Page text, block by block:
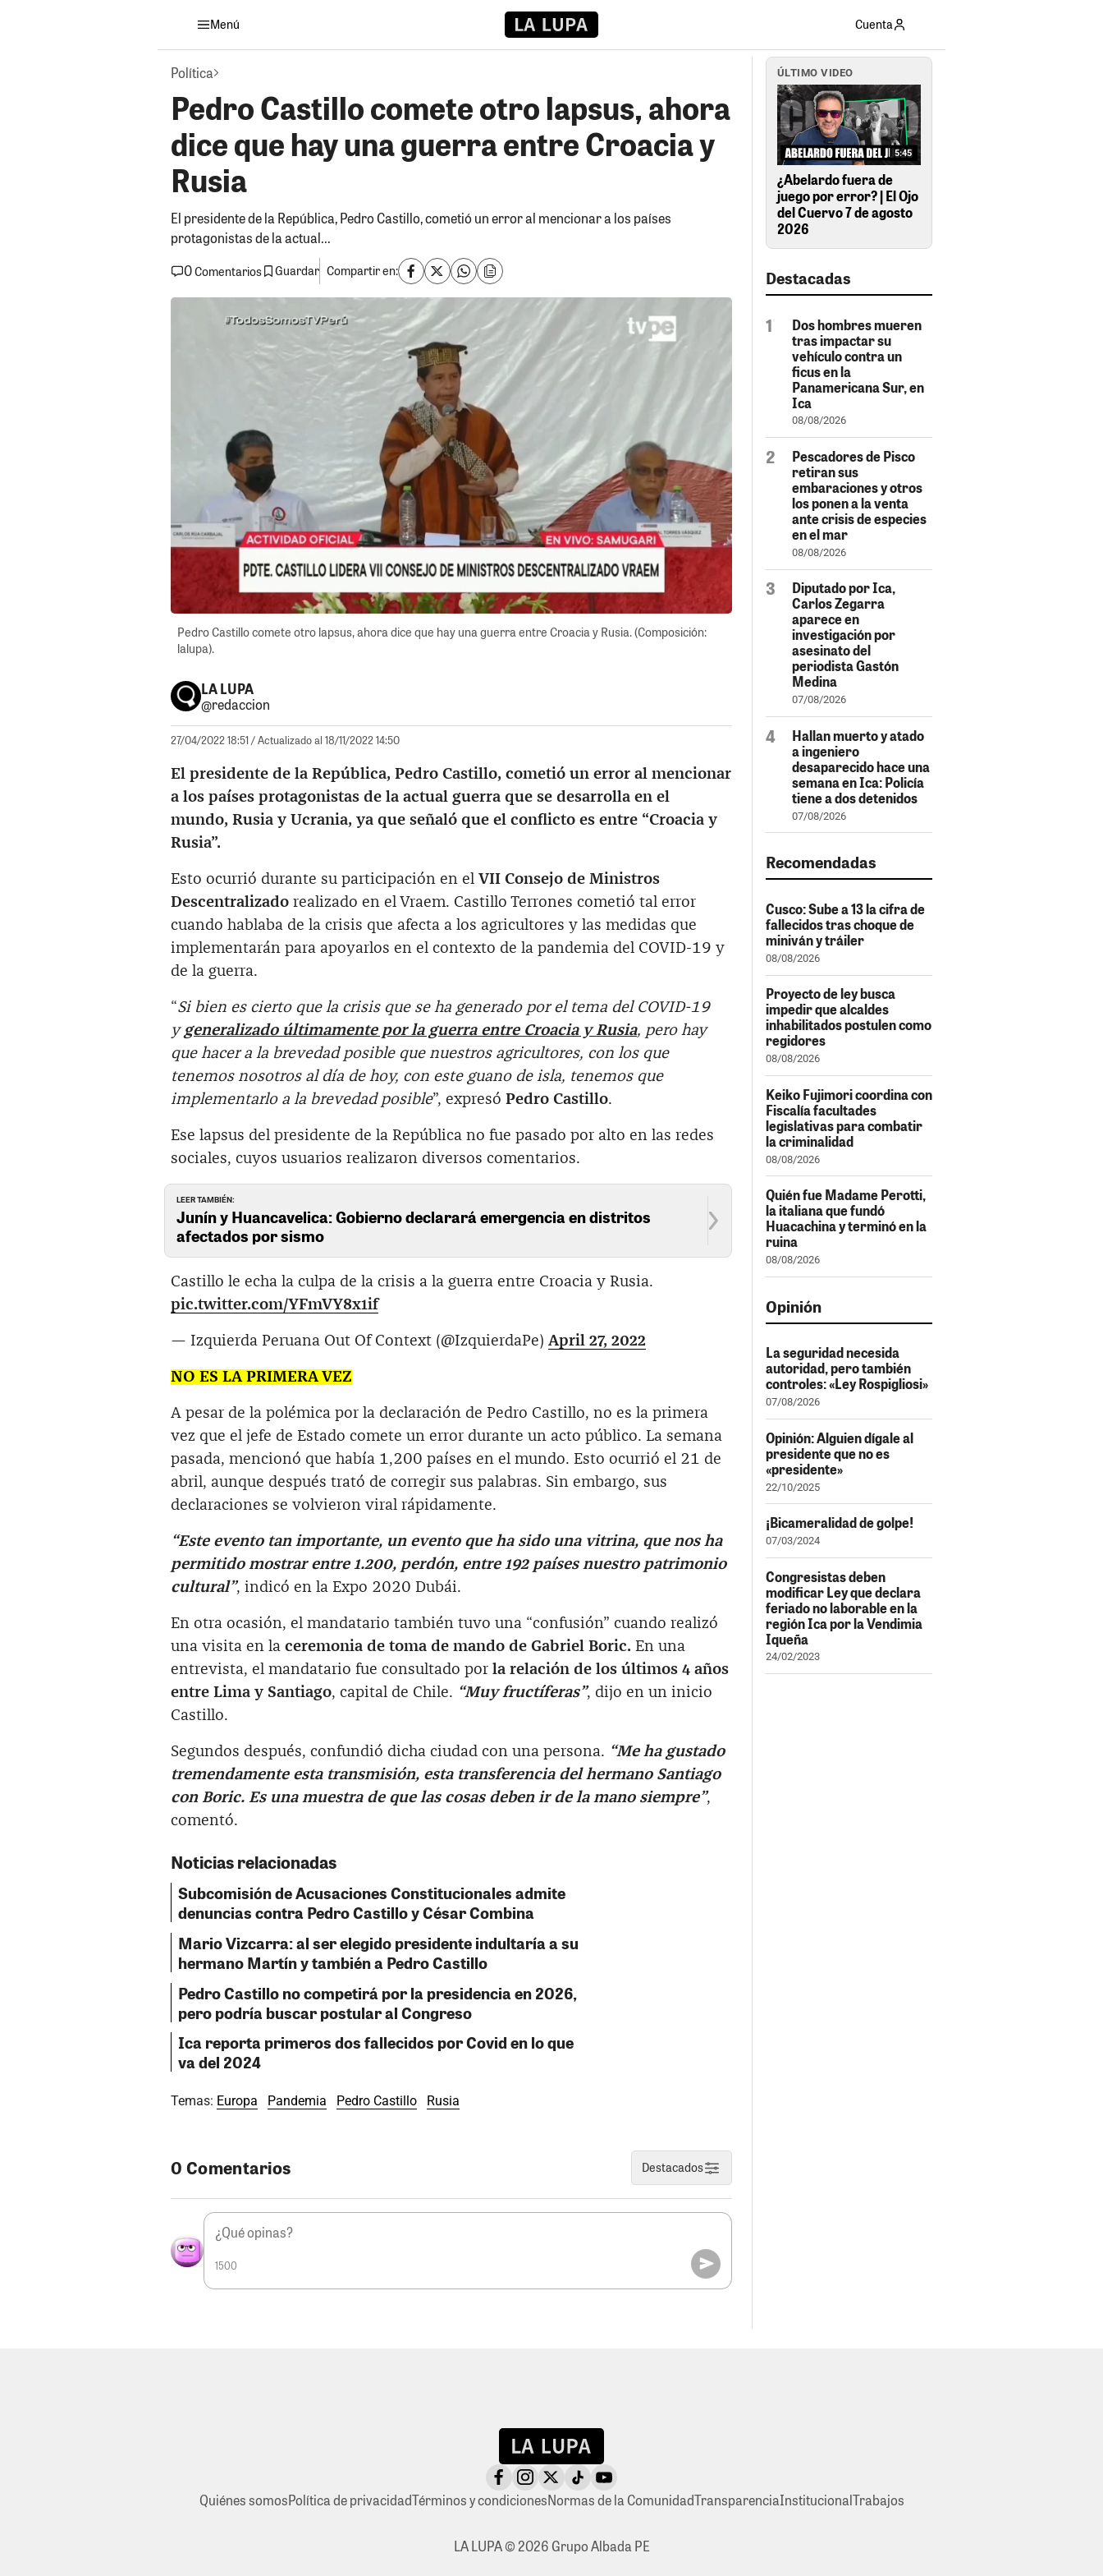
Menú Cuenta
Política
Pedro Castillo comete otro lapsus, ahora
dice que hay una guerra entre Croacia y
Rusia
El presidente de la República, Pedro Castillo, cometió un error al mencionar a los países
protagonistas de la actual...
0Comentarios Guardar Compartir en:
Pedro Castillo comete otro lapsus, ahora dice que hay una guerra entre Croacia y Rusia. (Composición:
lalupa).
LA LUPA
@redaccion
27/04/2022 18:51 / Actualizado al 18/11/2022 14:50
El presidente de la República, Pedro Castillo, cometió un error al mencionar
a los países protagonistas de la actual guerra que se desarrolla en el
mundo, Rusia y Ucrania, ya que señaló que el conflicto es entre “Croacia y
Rusia”.
Esto ocurrió durante su participación en el VII Consejo de Ministros
Descentralizado realizado en el Vraem. Castillo Terrones cometió tal error
cuando hablaba de la crisis que afecta a los agricultores y las medidas que
implementarán para apoyarlos en el contexto de la pandemia del COVID-19 y
de la guerra.
“Si bien es cierto que la crisis que se ha generado por el tema del COVID-19
y generalizado últimamente por la guerra entre Croacia y Rusia, pero hay
que hacer a la brevedad posible que nuestros agricultores, con los que
tenemos nosotros al día de hoy, con este guano de isla, tenemos que
implementarlo a la brevedad posible”, expresó Pedro Castillo.
Ese lapsus del presidente de la República no fue pasado por alto en las redes
sociales, cuyos usuarios realizaron diversos comentarios.
LEER TAMBIÉN:
Junín y Huancavelica: Gobierno declarará emergencia en distritos
afectados por sismo
Castillo le echa la culpa de la crisis a la guerra entre Croacia y Rusia.
pic.twitter.com/YFmVY8x1if
— Izquierda Peruana Out Of Context (@IzquierdaPe) April 27, 2022
NO ES LA PRIMERA VEZ
A pesar de la polémica por la declaración de Pedro Castillo, no es la primera
vez que el jefe de Estado comete un error durante un acto público. La semana
pasada, mencionó que había 1,200 países en el mundo. Esto ocurrió el 21 de
abril, aunque después trató de corregir sus palabras. Sin embargo, sus
declaraciones se volvieron viral rápidamente.
“Este evento tan importante, un evento que ha sido una vitrina, que nos ha
permitido mostrar entre 1.200, perdón, entre 192 países nuestro patrimonio
cultural”, indicó en la Expo 2020 Dubái.
En otra ocasión, el mandatario también tuvo una “confusión” cuando realizó
una visita en la ceremonia de toma de mando de Gabriel Boric. En una
entrevista, el mandatario fue consultado por la relación de los últimos 4 años
entre Lima y Santiago, capital de Chile. “Muy fructíferas”, dijo en un inicio
Castillo.
Segundos después, confundió dicha ciudad con una persona. “Me ha gustado
tremendamente esta transmisión, esta transferencia del hermano Santiago
con Boric. Es una muestra de que las cosas deben ir de la mano siempre”,
comentó.
Noticias relacionadas
Subcomisión de Acusaciones Constitucionales admite
denuncias contra Pedro Castillo y César Combina
Mario Vizcarra: al ser elegido presidente indultaría a su
hermano Martín y también a Pedro Castillo
Pedro Castillo no competirá por la presidencia en 2026,
pero podría buscar postular al Congreso
Ica reporta primeros dos fallecidos por Covid en lo que
va del 2024
Temas: Europa Pandemia Pedro Castillo Rusia
0 Comentarios Destacados
1500
ÚLTIMO VIDEO
5:45
¿Abelardo fuera de
juego por error? | El Ojo
del Cuervo 7 de agosto
2026
Destacadas
Dos hombres mueren
tras impactar su
vehículo contra un
ficus en la
Panamericana Sur, en
Ica
08/08/2026
Pescadores de Pisco
retiran sus
embaraciones y otros
los ponen a la venta
ante crisis de especies
en el mar
08/08/2026
Diputado por Ica,
Carlos Zegarra
aparece en
investigación por
asesinato del
periodista Gastón
Medina
07/08/2026
Hallan muerto y atado
a ingeniero
desaparecido hace una
semana en Ica: Policía
tiene a dos detenidos
07/08/2026
Recomendadas
Cusco: Sube a 13 la cifra de
fallecidos tras choque de
miniván y tráiler
08/08/2026
Proyecto de ley busca
impedir que alcaldes
inhabilitados postulen como
regidores
08/08/2026
Keiko Fujimori coordina con
Fiscalía facultades
legislativas para combatir
la criminalidad
08/08/2026
Quién fue Madame Perotti,
la italiana que fundó
Huacachina y terminó en la
ruina
08/08/2026
Opinión
La seguridad necesida
autoridad, pero también
controles: «Ley Rospigliosi»
07/08/2026
Opinión: Alguien dígale al
presidente que no es
«presidente»
22/10/2025
¡Bicameralidad de golpe!
07/03/2024
Congresistas deben
modificar Ley que declara
feriado no laborable en la
región Ica por la Vendimia
Iqueña
24/02/2023
Quiénes somosPolítica de privacidadTérminos y condicionesNormas de la ComunidadTransparenciaInstitucionalTrabajos
LA LUPA © 2026 Grupo Albada PE